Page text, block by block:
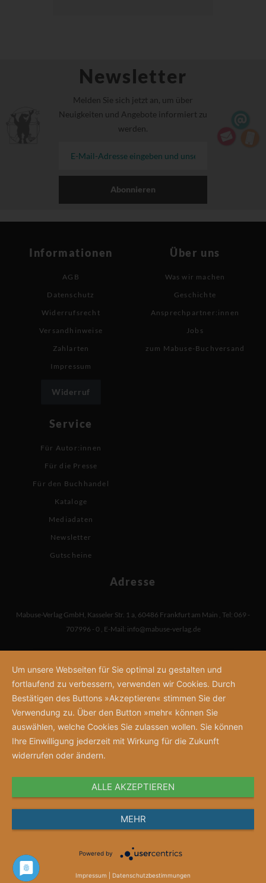
Newsletter
Melden Sie sich jetzt an, um über
Neuigkeiten und Angebote informiert zu
werden.
Abonnieren
Informationen
AGB
Datenschutz
Widerrufsrecht
Versandhinweise
Zahlarten
Impressum
Widerruf
Über uns
Was wir machen
Geschichte
Ansprechpartner:innen
Jobs
zum Mabuse-Buchversand
Service
Für Autor:innen
Für die Presse
Für den Buchhandel
Kataloge
Mediadaten
Newsletter
Gutscheine
Adresse
Mabuse-Verlag GmbH Kasseler Str. 1 a 60486 Frankfurt am Main Tel: 069 -
707996 - 0 E-Mail: info@mabuse-verlag.de
Um unsere Webseiten für Sie optimal zu gestalten und
fortlaufend zu verbessern, verwenden wir Cookies. Durch
Bestätigen des Buttons »Akzeptieren« stimmen Sie der
Verwendung zu. Über den Button »mehr« können Sie
auswählen, welche Cookies Sie zulassen wollen. Sie können
Ihre Einwilligung jederzeit mit Wirkung für die Zukunft
widerrufen oder ändern.
ALLE AKZEPTIEREN
MEHR
Powered by
Impressum Datenschutzbestimmungen